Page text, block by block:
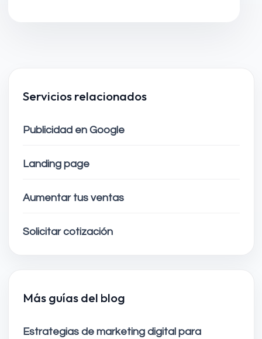
Servicios relacionados
Publicidad en Google
Landing page
Aumentar tus ventas
Solicitar cotización
Más guías del blog
Estrategias de marketing digital para